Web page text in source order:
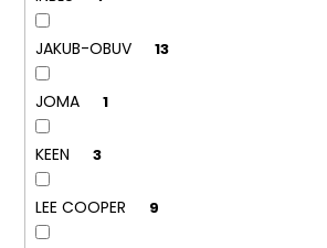
JAKUB-OBUV 13
JOMA 1
KEEN 3
LEE COOPER 9